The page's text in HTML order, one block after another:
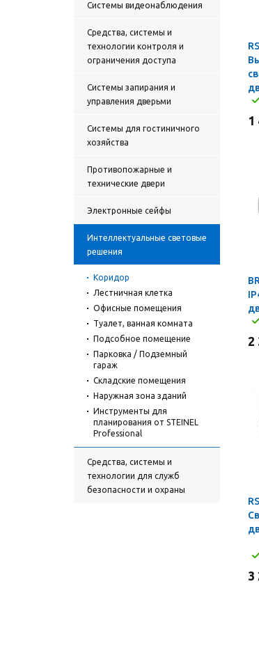
Cистемы видеонаблюдения
Средства, системы и
технологии контроля и
ограничения доступа
Cистемы запирания и
управления дверьми
Системы для гостиничного
хозяйства
Противопожарные и
технические двери
Электронные сейфы
Интеллектуальные световые
решения
Коридор
Лестничная клетка
Офисные помещения
Туалет, ванная комната
Подсобное помещение
Парковка / Подземный
гараж
Складские помещения
Наружная зона зданий
Инструменты для
планирования от STEINEL
Professional
Средства, системы и
технологии для служб
безопасности и охраны
1
2
3